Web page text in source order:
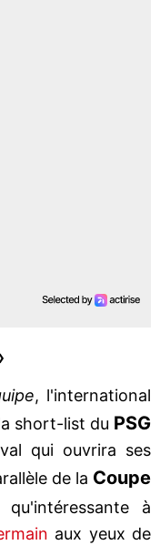
, l'international
short-list du PSG
qui ouvrira ses
de la Coupe
à
aux yeux de